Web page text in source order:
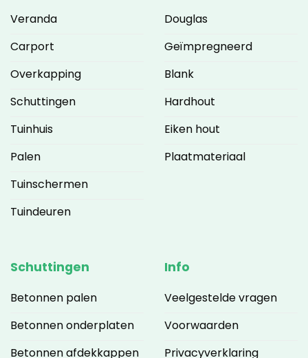
Veranda
Carport
Overkapping
Schuttingen
Tuinhuis
Palen
Tuinschermen
Tuindeuren
Douglas
Geïmpregneerd
Blank
Hardhout
Eiken hout
Plaatmateriaal
Schuttingen
Betonnen palen
Betonnen onderplaten
Betonnen afdekkappen
Info
Veelgestelde vragen
Voorwaarden
Privacyverklaring